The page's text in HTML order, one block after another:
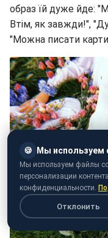
образ їй дуже йде:
Втім, як завжди!",
"Можна писати
🍪 Мы используем
Мы используем файлы
персонализации
конфиденциальности.
Отклонить